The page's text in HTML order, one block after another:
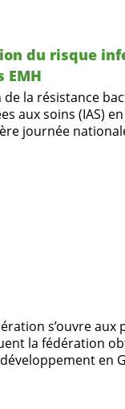
du risque
EMH
la résistance
aux soins (IAS)
journée
s’ouvre aux
la fédération
en